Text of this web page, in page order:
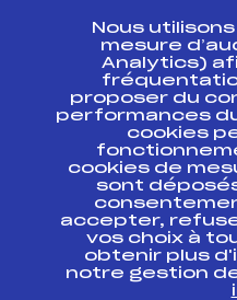
ASAF1391.FFS
Grand
U16
ASAF1381.FFS
trphé
Nous
mesure
Analytics)
proposer du
performances
cookies
cookies de
sont
accepter,
vos choix à
obtenir plus
notre gestion